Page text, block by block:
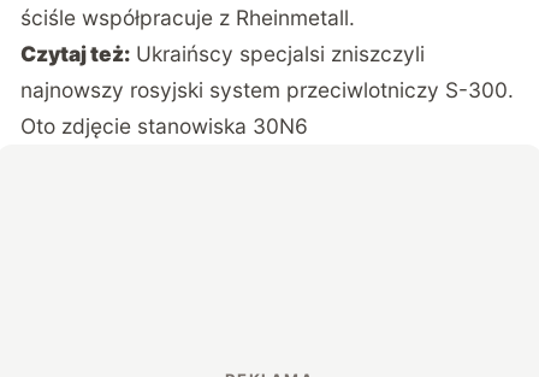
ściśle współpracuje z Rheinmetall.
Czytaj też: Ukraińscy specjalsi zniszczyli
najnowszy rosyjski system przeciwlotniczy S-300.
Oto zdjęcie stanowiska 30N6